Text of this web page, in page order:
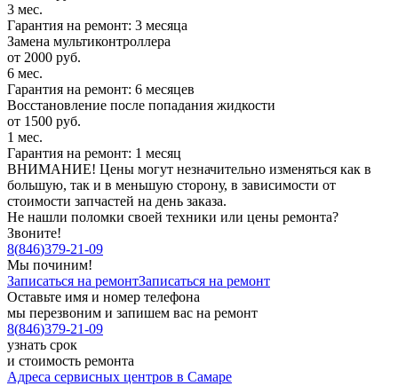
3 мес.
Гарантия на ремонт: 3 месяца
Замена мультиконтроллера
от 2000 руб.
6 мес.
Гарантия на ремонт: 6 месяцев
Восстановление после попадания жидкости
от 1500 руб.
1 мес.
Гарантия на ремонт: 1 месяц
ВНИМАНИЕ! Цены могут незначительно изменяться как в
большую, так и в меньшую сторону, в зависимости от
стоимости запчастей на день заказа.
Не нашли поломки своей техники или цены ремонта?
Звоните!
8(846)379-21-09
Мы починим!
Записаться на ремонтЗаписаться на ремонт
Оставьте имя и номер телефона
мы перезвоним и запишем вас на ремонт
8(846)379-21-09
узнать срок
и стоимость ремонта
Адреса сервисных центров в Самаре